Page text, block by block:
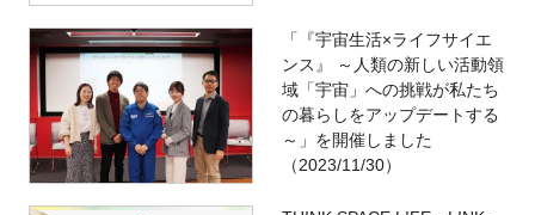
「『宇宙生活×ライフサイエ
ンス』 ～人類の新しい活動領
域「宇宙」への挑戦が私たち
の暮らしをアップデートする
～」を開催しました
（2023/11/30）